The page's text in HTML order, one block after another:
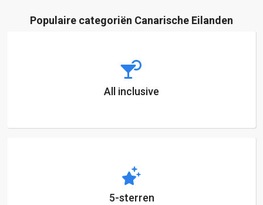
Populaire categoriën Canarische Eilanden
All inclusive
5-sterren